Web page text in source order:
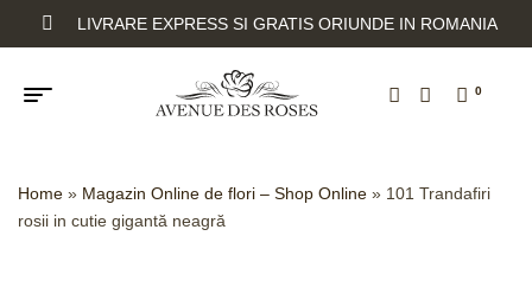
LIVRARE EXPRESS SI GRATIS ORIUNDE IN ROMANIA
0
Home » Magazin Online de flori – Shop Online » 101 Trandafiri
rosii in cutie gigantă neagră